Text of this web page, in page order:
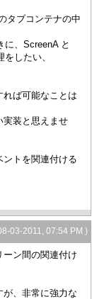
タブコンテナの中
に、ScreenA と
したい、
れば可能なことは
実装と思えませ
トを関連付ける
03-2011, 07:54 PM )
ン間の関連付け
、非常に強力な